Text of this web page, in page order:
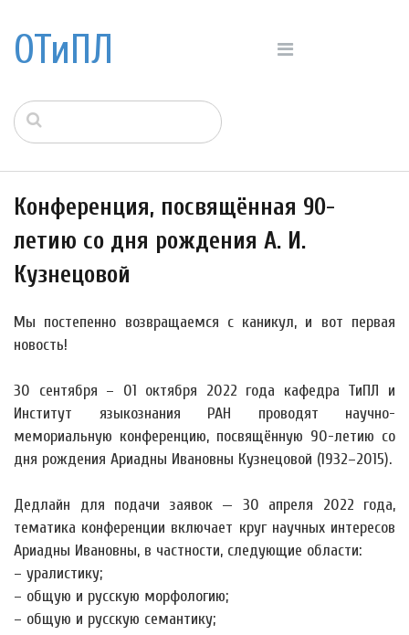
ОТиПЛ
Конференция, посвящённая 90-
летию со дня рождения А. И.
Кузнецовой
Мы постепенно возвращаемся с каникул, и вот первая
новость!
30 сентября – 01 октября 2022 года кафедра ТиПЛ и
Институт языкознания РАН проводят научно-
мемориальную конференцию, посвящённую 90-летию со
дня рождения Ариадны Ивановны Кузнецовой (1932–2015).
Дедлайн для подачи заявок — 30 апреля 2022 года,
тематика конференции включает круг научных интересов
Ариадны Ивановны, в частности, следующие области:
– уралистику;
– общую и русскую морфологию;
– общую и русскую семантику;